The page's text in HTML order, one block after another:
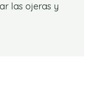
las ojeras y